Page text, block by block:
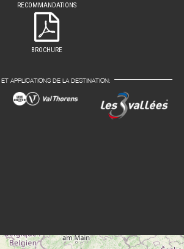
RECOMMANDATIONS
BROCHURE
ET APPLICATIONS DE LA DESTINATION: